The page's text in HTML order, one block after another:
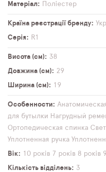
Матеріал
Поліестер
Країна реєстрації бренду
Серія
R1
Висота (см)
38
Довжина (см)
29
Ширина (см)
19
Особенности
для бутылки Нагрудный
Ортопедическая спинка
Уплотненная ручка
Вік
10 років 7 років 8 років
Кількість відділень
3